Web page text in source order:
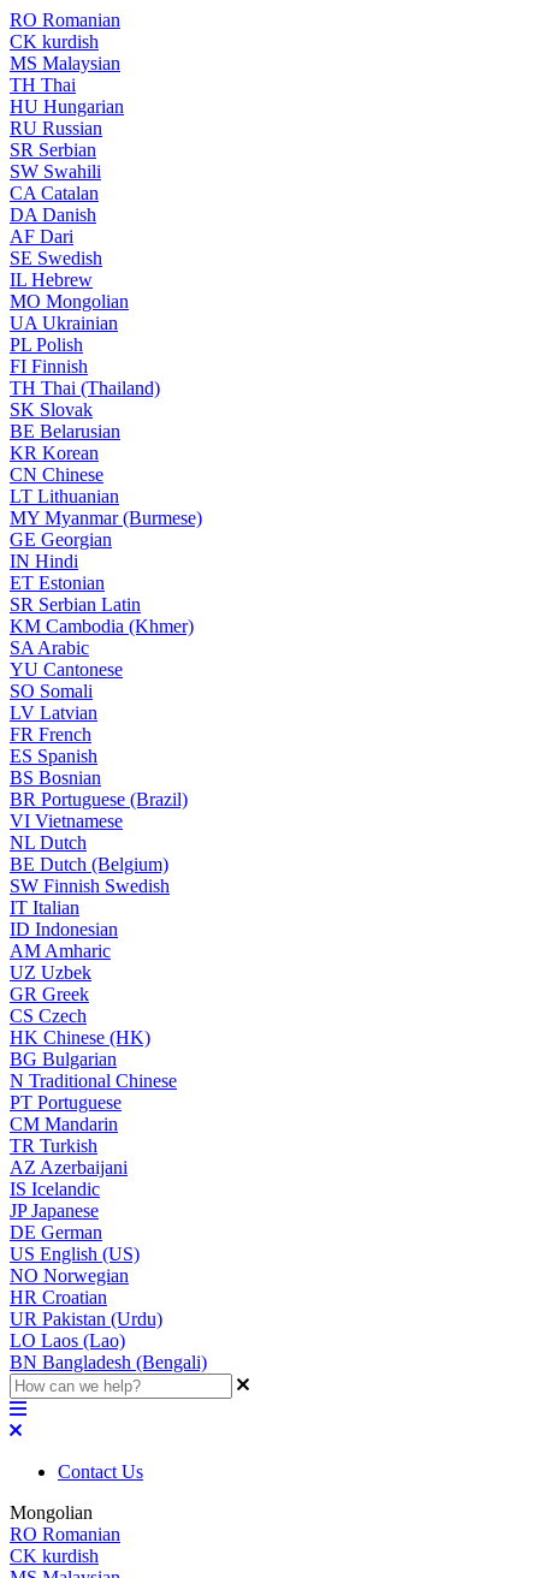
RO Romanian
CK kurdish
MS Malaysian
TH Thai
HU Hungarian
RU Russian
SR Serbian
SW Swahili
CA Catalan
DA Danish
AF Dari
SE Swedish
IL Hebrew
MO Mongolian
UA Ukrainian
PL Polish
FI Finnish
TH Thai (Thailand)
SK Slovak
BE Belarusian
KR Korean
CN Chinese
LT Lithuanian
MY Myanmar (Burmese)
GE Georgian
IN Hindi
ET Estonian
SR Serbian Latin
KM Cambodia (Khmer)
SA Arabic
YU Cantonese
SO Somali
LV Latvian
FR French
ES Spanish
BS Bosnian
BR Portuguese (Brazil)
VI Vietnamese
NL Dutch
BE Dutch (Belgium)
SW Finnish Swedish
IT Italian
ID Indonesian
AM Amharic
UZ Uzbek
GR Greek
CS Czech
HK Chinese (HK)
BG Bulgarian
N Traditional Chinese
PT Portuguese
CM Mandarin
TR Turkish
AZ Azerbaijani
IS Icelandic
JPJapanese
DE German
US English (US)
NO Norwegian
HR Croatian
UR Pakistan (Urdu)
LO Laos (Lao)
BN Bangladesh (Bengali)
Contact Us
Mongolian
RO Romanian
CK kurdish